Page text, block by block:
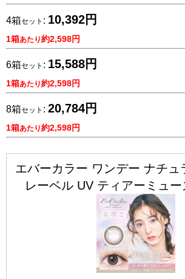
4箱セット : 10,392円
1箱あたり約2,598円
6箱セット : 15,588円
1箱あたり約2,598円
8箱セット : 20,784円
1箱あたり約2,598円
エバーカラー ワンデー ナチュ
レーベル UV ティアーミュー